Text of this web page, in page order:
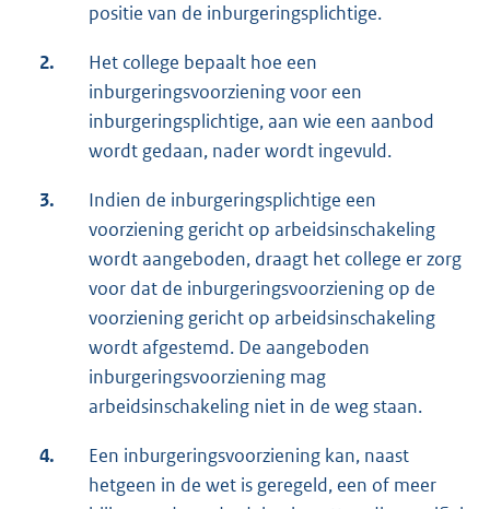
positie van de inburgeringsplichtige.
2.
Het college bepaalt hoe een
inburgeringsvoorziening voor een
inburgeringsplichtige, aan wie een aanbod
wordt gedaan, nader wordt ingevuld.
3.
Indien de inburgeringsplichtige een
voorziening gericht op arbeidsinschakeling
wordt aangeboden, draagt het college er zorg
voor dat de inburgeringsvoorziening op de
voorziening gericht op arbeidsinschakeling
wordt afgestemd. De aangeboden
inburgeringsvoorziening mag
arbeidsinschakeling niet in de weg staan.
4.
Een inburgeringsvoorziening kan, naast
hetgeen in de wet is geregeld, een of meer